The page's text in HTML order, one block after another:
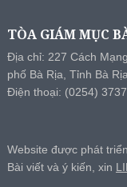
TÒA GIÁM MỤC
Địa chỉ: 227 Cách
phố Bà Rịa, Tỉnh Bà
Điện thoại: (0254)
Website được phát
Bài viết và ý kiến, xin